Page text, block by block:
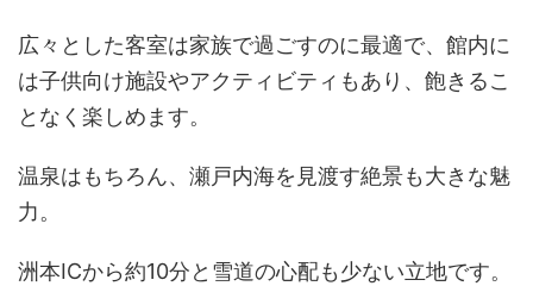
広々とした客室は家族で過ごすのに最適で、館内に
は子供向け施設やアクティビティもあり、飽きるこ
となく楽しめます。
温泉はもちろん、瀬戸内海を見渡す絶景も大きな魅
力。
洲本ICから約10分と雪道の心配も少ない立地です。